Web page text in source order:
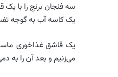
سه فنجان برنج را با
یک کاسه آب به گوجه
یک قاشق غذاخوری
می‌زنیم و بعد آن را به